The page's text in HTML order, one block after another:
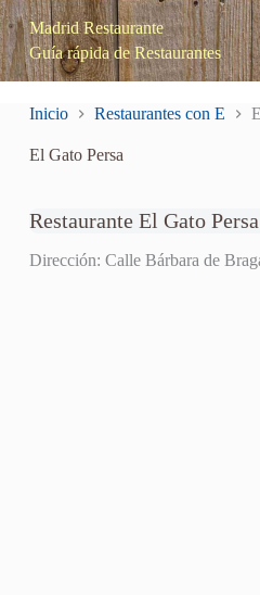
S
a
l
t
n
Madrid Restaurante
Guía rápida de Restaurantes
Inicio Restaurantes con E
El Gato Persa
Restaurante El Gato Persa
Dirección: Calle Bárbara de